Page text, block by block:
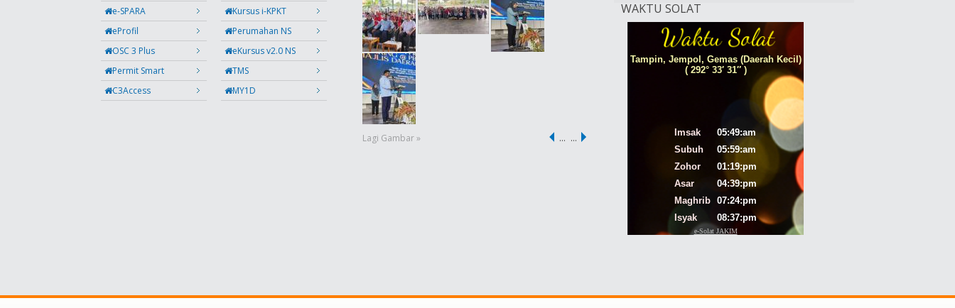
e-SPARA
Kursus i-KPKT
eProfil
Perumahan NS
OSC 3 Plus
eKursus v2.0 NS
Permit Smart
TMS
C3Access
MY1D
Lagi Gambar » … …
WAKTU SOLAT